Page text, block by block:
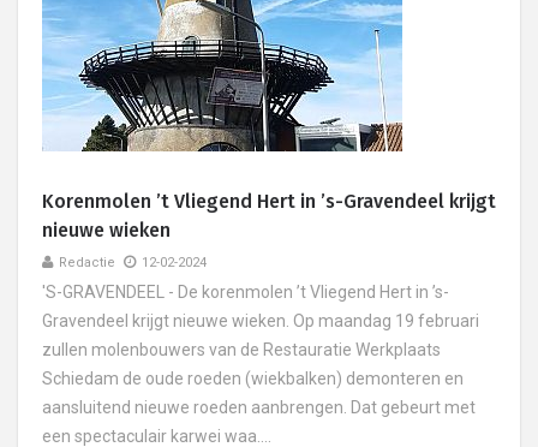
Korenmolen ’t Vliegend Hert in ’s-Gravendeel krijgt
nieuwe wieken
Redactie 12-02-2024
'S-GRAVENDEEL - De korenmolen ’t Vliegend Hert in ’s-
Gravendeel krijgt nieuwe wieken. Op maandag 19 februari
zullen molenbouwers van de Restauratie Werkplaats
Schiedam de oude roeden (wiekbalken) demonteren en
aansluitend nieuwe roeden aanbrengen. Dat gebeurt met
een spectaculair karwei waa....